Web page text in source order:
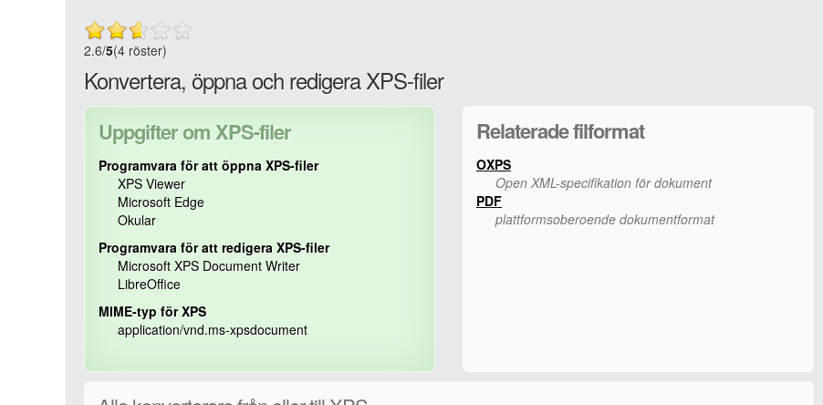
2.6/5(4 röster)
Konvertera, öppna och redigera XPS-filer
Uppgifter om XPS-filer
Programvara för att öppna XPS-filer
XPS Viewer
Microsoft Edge
Okular
Programvara för att redigera XPS-filer
Microsoft XPS Document Writer
LibreOffice
MIME-typ för XPS
application/vnd.ms-xpsdocument
Relaterade filformat
OXPS
Open XML-specifikation för dokument
PDF
plattformsoberoende dokumentformat